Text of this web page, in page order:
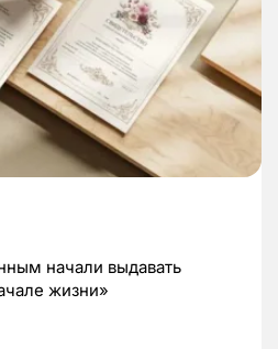
начали выдавать
жизни»